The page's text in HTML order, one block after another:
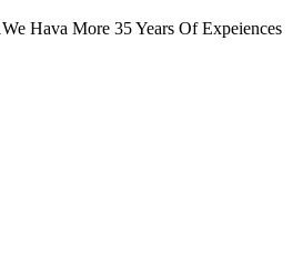
We Hava More 35 Years Of Expeiences